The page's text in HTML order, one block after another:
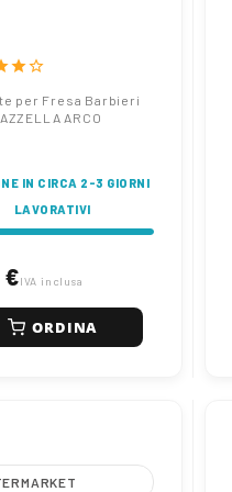
ARCO
starstar_border
per Fresa Barbieri
ARCO
IN CIRCA 2-3 GIORNI
LAVORATIVI
€IVA inclusa
ORDINA